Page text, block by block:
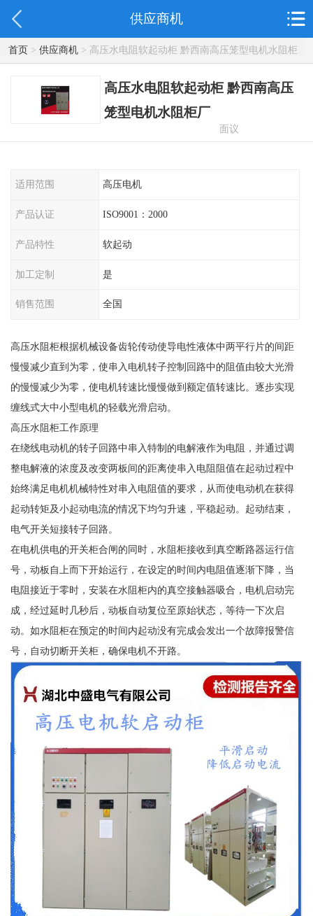
供应商机
首页> 供应商机> 高压水电阻软起动柜 黔西南高压笼型电机水阻柜
厂
高压水电阻软起动柜 黔西南高压
笼型电机水阻柜厂
面议
适用范围 高压电机
产品认证 ISO9001：2000
产品特性 软起动
加工定制 是
销售范围 全国
高压水阻柜根据机械设备齿轮传动使导电性液体中两平行片的间距
慢慢减少直到为零，使串入电机转子控制回路中的阻值由较大光滑
的慢慢减少为零，使电机转速比慢慢做到额定值转速比。逐步实现
缠线式大中小型电机的轻载光滑启动。
高压水阻柜工作原理
在绕线电动机的转子回路中串入特制的电解液作为电阻，并通过调
整电解液的浓度及改变两板间的距离使串入电阻阻值在起动过程中
始终满足电机机械特性对串入电阻值的要求，从而使电动机在获得
起动转矩及小起动电流的情况下均匀升速，平稳起动。起动结束，
电气开关短接转子回路。
在电机供电的开关柜合闸的同时，水阻柜接收到真空断路器运行信
号，动板自上而下开始运行，在设定的时间内电阻值逐渐下降，当
电阻接近于零时，安装在水阻柜内的真空接触器吸合，电机启动完
成，经过延时几秒后，动板自动复位至原始状态，等待一下次启
动。如水阻柜在预定的时间内起动没有完成会发出一个故障报警信
号，自动切断开关柜，确保电机不开路。